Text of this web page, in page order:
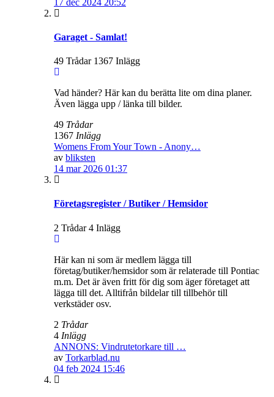
Garaget - Samlat!
49 Trådar 1367 Inlägg
Vad händer? Här kan du berätta lite om dina planer.
Även lägga upp / länka till bilder.
49 Trådar
1367 Inlägg
Womens From Your Town - Anony…
av bliksten
14 mar 2026 01:37
Företagsregister / Butiker / Hemsidor
2 Trådar 4 Inlägg
Här kan ni som är medlem lägga till
företag/butiker/hemsidor som är relaterade till Pontiac
m.m. Det är även fritt för dig som äger företaget att
lägga till det. Alltifrån bildelar till tillbehör till
verkstäder osv.
2 Trådar
4 Inlägg
ANNONS: Vindrutetorkare till …
av Torkarblad.nu
04 feb 2024 15:46